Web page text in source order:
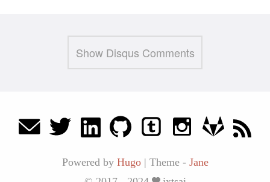
Show Disqus Comments
Powered by Hugo | Theme - Jane